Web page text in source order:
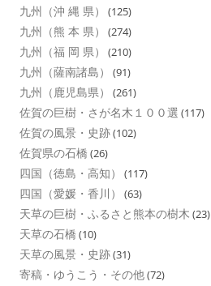
九州（沖 縄 県） (125)
九州（熊 本 県） (274)
九州（福 岡 県） (210)
九州（薩南諸島） (91)
九州（鹿児島県） (261)
佐賀の巨樹・さが名木１００選 (117)
佐賀の風景・史跡(102)
佐賀県の石橋 (26)
四国（徳島・高知） (117)
四国（愛媛・香川） (63)
天草の巨樹・ふるさと熊本の樹木 (23)
天草の石橋 (10)
天草の風景・史跡(31)
寄稿・ゆうこう・その他(72)